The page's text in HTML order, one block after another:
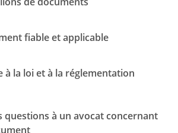
fiable et applicable
à la loi et à la réglementation
questions à un avocat concernant